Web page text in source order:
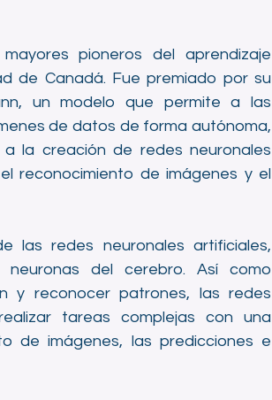
pioneros del aprendizaje
de Canadá. Fue premiado por su
un modelo que permite a las
de datos de forma autónoma,
a la creación de redes neuronales
reconocimiento de imágenes y el
las redes neuronales artificiales,
del cerebro. Así como
y reconocer patrones, las redes
tareas complejas con una
de imágenes, las predicciones e